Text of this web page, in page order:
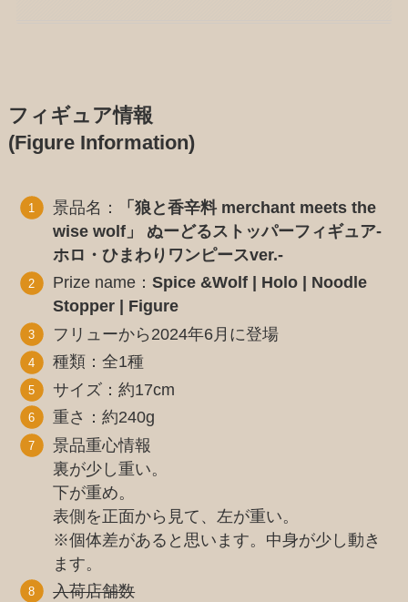
フィギュア情報
(Figure Information)
景品名：
「狼と香辛料 merchant meets the
wise wolf」 ぬーどるストッパーフィギュア-
ホロ・ひまわりワンピースver.-
Prize name：Spice &Wolf | Holo | Noodle
Stopper | Figure
フリューから2024年6月に登場
種類：全1種
サイズ：約17cm
重さ：約240g
景品重心情報
裏が少し重い。
下が重め。
表側を正面から見て、左が重い。
※個体差があると思います。中身が少し動き
ます。
入荷店舗数